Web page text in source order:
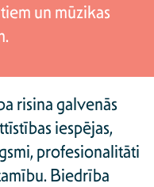
un mūzikas
risina galvenās
iespējas,
profesionalitāti
Biedrība